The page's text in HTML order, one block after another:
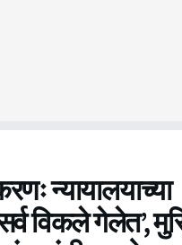
न्यायालयाच्या
विकले गेलेत’,